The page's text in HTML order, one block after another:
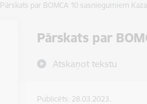
Pārskats par BOMCA 10 sasniegumiem
Pārskats par
Atskaņot tekstu
Publicēts: 28.03.2023.